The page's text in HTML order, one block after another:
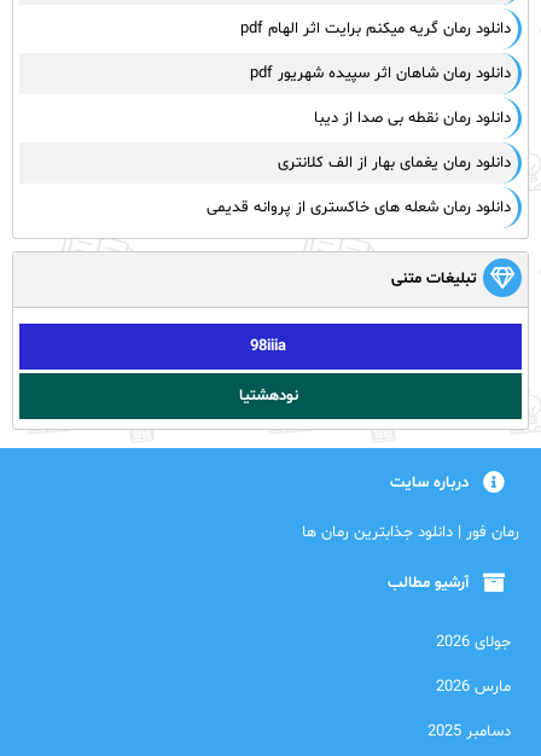
دانلود رمان گریه میکنم برایت اثر الهام pdf
دانلود رمان شاهان اثر سپیده شهریور pdf
دانلود رمان نقطه بی صدا از دیبا
دانلود رمان یغمای بهار از الف کلانتری
دانلود رمان شعله های خاکستری از پروانه قدیمی
تبلیغات متنی
98iiia
نودهشتیا
درباره سایت
رمان فور | دانلود جذابترین رمان ها
آرشیو مطالب
جولای 2026
مارس 2026
دسامبر 2025